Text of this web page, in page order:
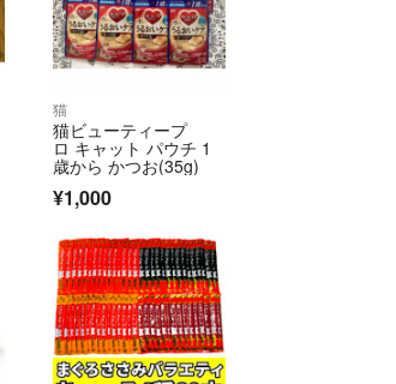
猫
猫ビューティープ
ロ キャット パウチ 1
歳から かつお(35g)
¥1,000